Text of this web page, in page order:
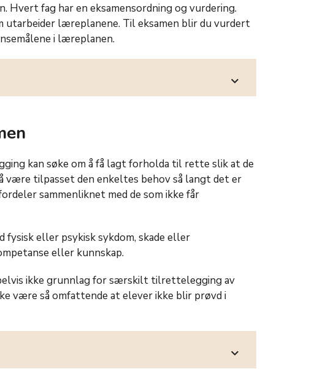
Hvert fag har en eksamensordning og vurdering.
utarbeider læreplanene. Til eksamen blir du vurdert
i læreplanen.
expand_more
kan søke om å få lagt forholda til rette slik at de
være tilpasset den enkeltes behov så langt det er
sammenliknet med de som ikke får
eller psykisk sykdom, skade eller
eller kunnskap.
ikke grunnlag for særskilt tilrettelegging av
være så omfattende at elever ikke blir prøvd i
expand_more